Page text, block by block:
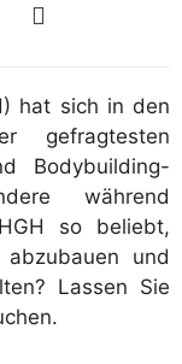
hat sich in den
gefragtesten
Bodybuilding-
während
so beliebt,
und
Lassen Sie